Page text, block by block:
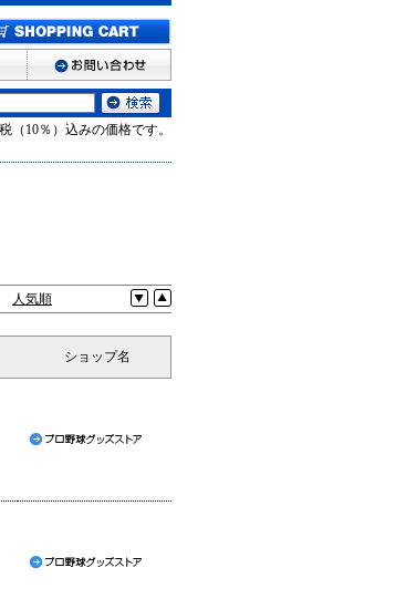
（10％）込みの価格です。
人気順
ショップ名